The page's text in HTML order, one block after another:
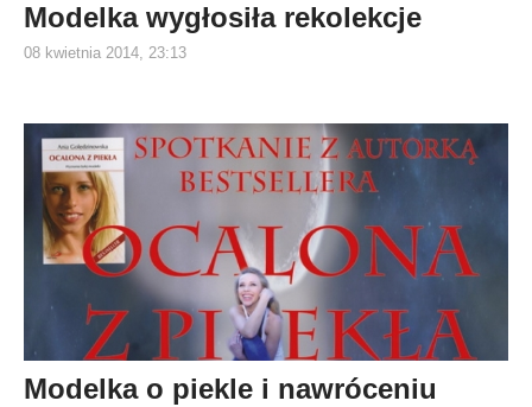
Modelka wygłosiła rekolekcje
08 kwietnia 2014, 23:13
Modelka o piekle i nawróceniu